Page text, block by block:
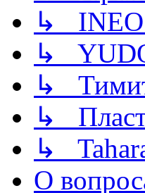
↳
↳
↳
↳
↳
О